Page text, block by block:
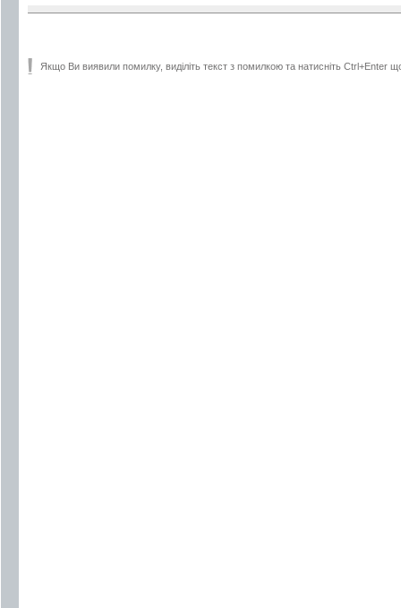
Якщо Ви виявили помилку, виділіть текст з помилкою та натисніть Ctrl+Enter